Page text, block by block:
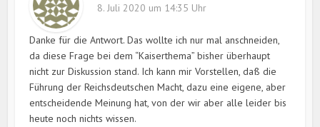
8. Juli 2020 um 14:35 Uhr
Danke für die Antwort. Das wollte ich nur mal anschneiden,
da diese Frage bei dem “Kaiserthema” bisher überhaupt
nicht zur Diskussion stand. Ich kann mir Vorstellen, daß die
Führung der Reichsdeutschen Macht, dazu eine eigene, aber
entscheidende Meinung hat, von der wir aber alle leider bis
heute noch nichts wissen.